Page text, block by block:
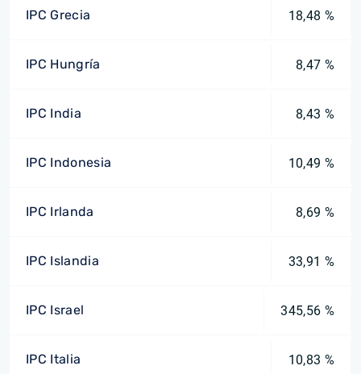
IPC Grecia 18,48 %
IPC Hungría 8,47 %
IPC India 8,43 %
IPC Indonesia 10,49 %
IPC Irlanda 8,69 %
IPC Islandia 33,91 %
IPC Israel 345,56 %
IPC Italia 10,83 %